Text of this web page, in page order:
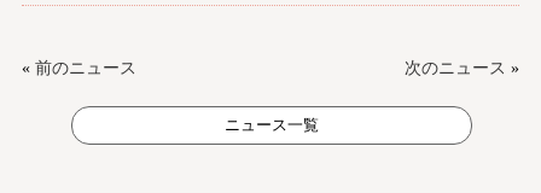
« 前のニュース 次のニュース »
ニュース一覧